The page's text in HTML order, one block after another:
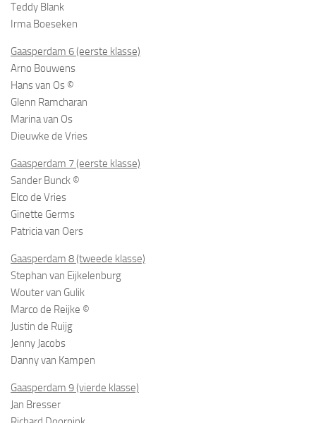
Teddy Blank
Irma Boeseken
Gaasperdam 6 (eerste klasse)
Arno Bouwens
Hans van Os ©
Glenn Ramcharan
Marina van Os
Dieuwke de Vries
Gaasperdam 7 (eerste klasse)
Sander Bunck ©
Elco de Vries
Ginette Germs
Patricia van Oers
Gaasperdam 8 (tweede klasse)
Stephan van Eijkelenburg
Wouter van Gulik
Marco de Reijke ©
Justin de Ruijg
Jenny Jacobs
Danny van Kampen
Gaasperdam 9 (vierde klasse)
Jan Bresser